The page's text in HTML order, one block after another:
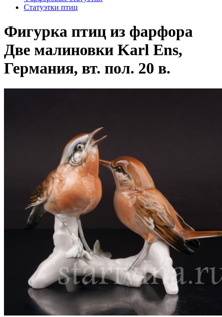
Cтатуэтки птиц
Фигурка птиц из фарфора
Две малиновки Karl Ens,
Германия, вт. пол. 20 в.